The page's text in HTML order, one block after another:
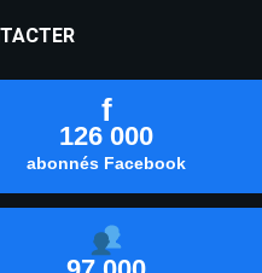
f
126 000
abonnés Facebook